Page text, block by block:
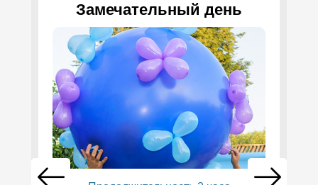
Замечательный день